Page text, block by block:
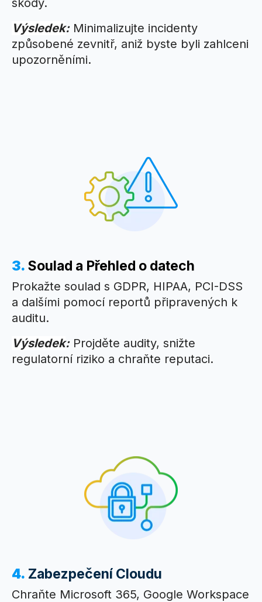
Výsledek: Minimalizujte incidenty
způsobené zevnitř, aniž byste byli zahlceni
upozorněními.
3. Soulad a Přehled o datech
Prokažte soulad s GDPR, HIPAA, PCI-DSS
a dalšími pomocí reportů připravených k
auditu.
Výsledek: Projděte audity, snižte
regulatorní riziko a chraňte reputaci.
4. Zabezpečení Cloudu
Chraňte Microsoft 365, Google Workspace